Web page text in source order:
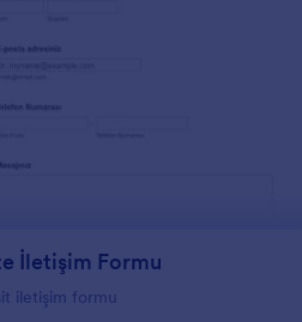
İletişim Formu
iletişim formu